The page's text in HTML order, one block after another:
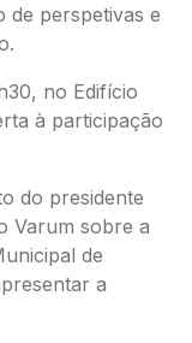
de perspetivas e
no Edifício
à participação
do presidente
Varum sobre a
de
a